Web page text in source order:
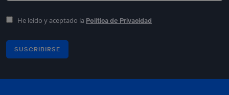
He leído y aceptado la Política de Privacidad
SUSCRIBIRSE